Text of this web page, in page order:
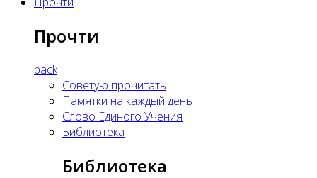
Прочти
back
Советую прочитать
Памятки на каждый день
Слово Единого Учения
Библиотека
Библиотека